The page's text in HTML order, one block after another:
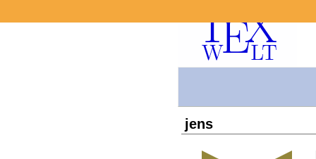
jens